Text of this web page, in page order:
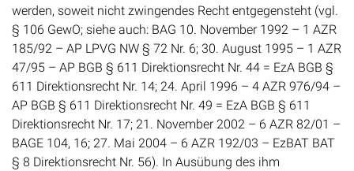
werden, soweit nicht zwingendes Recht entgegensteht (vgl.
§ 106 GewO; siehe auch: BAG 10. November 1992 – 1 AZR
185/92 – AP LPVG NW § 72 Nr. 6; 30. August 1995 – 1 AZR
47/95 – AP BGB § 611 Direktionsrecht Nr. 44 = EzA BGB §
611 Direktionsrecht Nr. 14; 24. April 1996 – 4 AZR 976/94 –
AP BGB § 611 Direktionsrecht Nr. 49 = EzA BGB § 611
Direktionsrecht Nr. 17; 21. November 2002 – 6 AZR 82/01 –
BAGE 104, 16; 27. Mai 2004 – 6 AZR 192/03 – EzBAT BAT
§ 8 Direktionsrecht Nr. 56). In Ausübung des ihm